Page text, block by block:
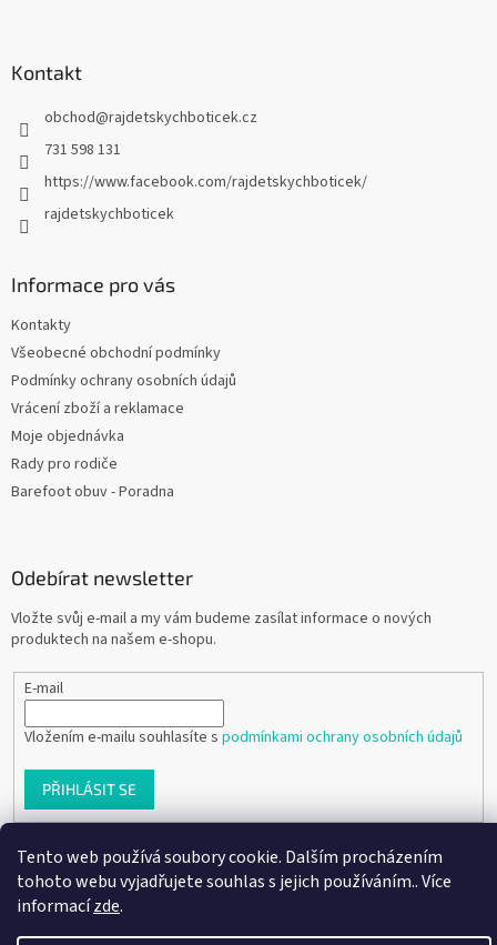
Tento web používá soubory cookie. Dalším procházením
tohoto webu vyjadřujete souhlas s jejich používáním.. Více
informacízde.
Kontakt
obchod@rajdetskychboticek.cz
731 598 131
https://www.facebook.com/rajdetskychboticek/
rajdetskychboticek
Informace pro vás
Kontakty
Všeobecné obchodní podmínky
Podmínky ochrany osobních údajů
Vrácení zboží a reklamace
Moje objednávka
Rady pro rodiče
Barefoot obuv - Poradna
Odebírat newsletter
Vložte svůj e-mail a my vám budeme zasílat informace o nových
produktech na našem e-shopu.
E-mail
Vložením e-mailu souhlasíte s podmínkami ochrany osobních údajů
PŘIHLÁSIT SE
Vytvořil Shoptet